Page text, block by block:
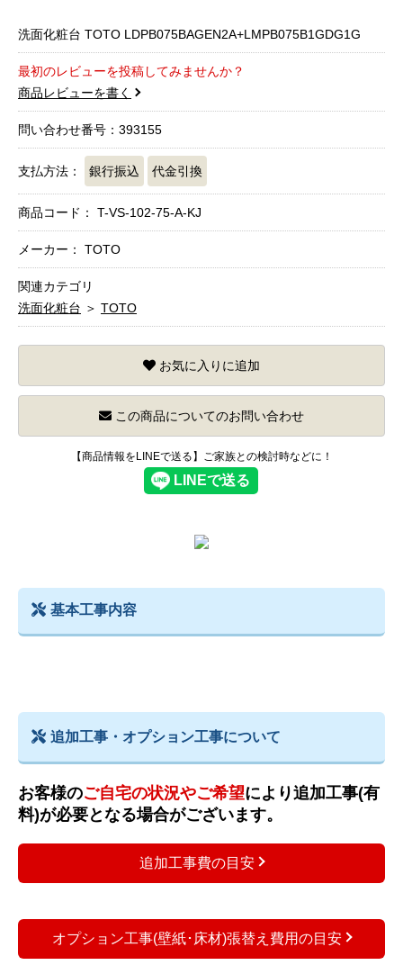
洗面化粧台 TOTO LDPB075BAGEN2A+LMPB075B1GDG1G
最初のレビューを投稿してみませんか？
商品レビューを書く
問い合わせ番号：393155
支払方法： 銀行振込 代金引換
商品コード： T-VS-102-75-A-KJ
メーカー： TOTO
関連カテゴリ
洗面化粧台 ＞ TOTO
お気に入りに追加
この商品についてのお問い合わせ
【商品情報をLINEで送る】ご家族との検討時などに！
基本工事内容
追加工事・オプション工事について
お客様のご自宅の状況やご希望により追加工事(有
料)が必要となる場合がございます。
追加工事費の目安
オプション工事(壁紙･床材)張替え費用の目安